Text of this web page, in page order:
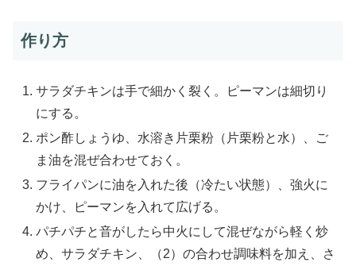
作り方
サラダチキンは手で細かく裂く。ピーマンは細切り
にする。
ポン酢しょうゆ、水溶き片栗粉（片栗粉と水）、ご
ま油を混ぜ合わせておく。
フライパンに油を入れた後（冷たい状態）、強火に
かけ、ピーマンを入れて広げる。
パチパチと音がしたら中火にして混ぜながら軽く炒
め、サラダチキン、（2）の合わせ調味料を加え、さ